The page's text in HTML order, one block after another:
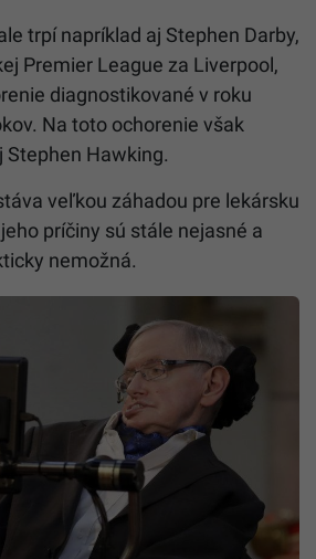
trpí napríklad aj Stephen Darby,
Premier League za Liverpool,
diagnostikované v roku
Na toto ochorenie však
Stephen Hawking.
veľkou záhadou pre lekársku
príčiny sú stále nejasné a
nemožná.